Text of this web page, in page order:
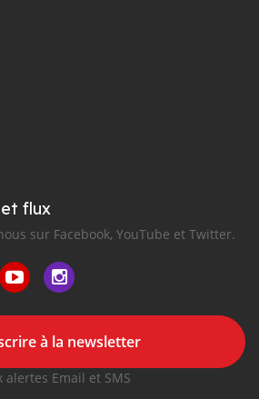
flux
sur Facebook, YouTube et Twitter.
à la newsletter
alertes Email et SMS